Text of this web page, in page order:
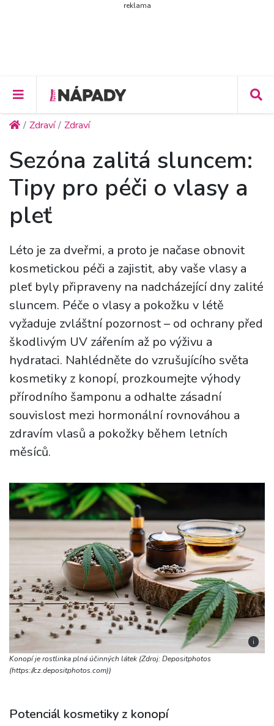
reklama
Zdraví Zdraví
Sezóna zalitá sluncem:
Tipy pro péči o vlasy a
pleť
Léto je za dveřmi, a proto je načase obnovit
kosmetickou péči a zajistit, aby vaše vlasy a
pleť byly připraveny na nadcházející dny zalité
sluncem. Péče o vlasy a pokožku v létě
vyžaduje zvláštní pozornost – od ochrany před
škodlivým UV zářením až po výživu a
hydrataci. Nahlédněte do vzrušujícího světa
kosmetiky z konopí, prozkoumejte výhody
přírodního šamponu a odhalte zásadní
souvislost mezi hormonální rovnováhou a
zdravím vlasů a pokožky během letních
měsíců.
i
Konopí je rostlinka plná účinných látek (Zdroj: Depositphotos
(https://cz.depositphotos.com))
Potenciál kosmetiky z konopí